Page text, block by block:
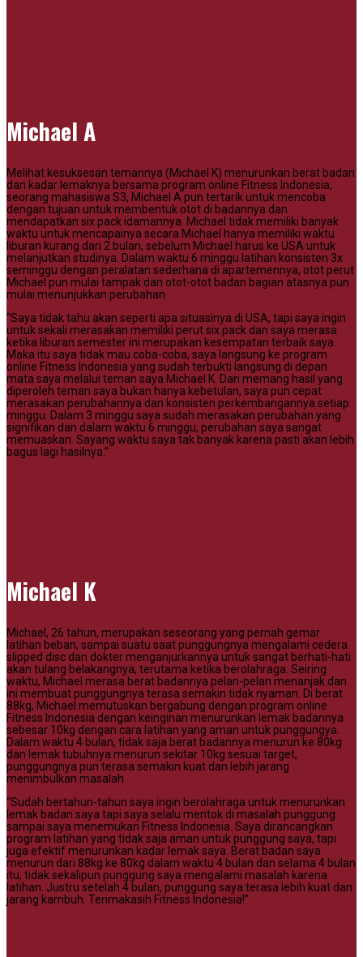
Michael A
Melihat kesuksesan temannya (Michael K) menurunkan berat badan
dan kadar lemaknya bersama program online Fitness Indonesia,
seorang mahasiswa S3, Michael A pun tertarik untuk mencoba
dengan tujuan untuk membentuk otot di badannya dan
mendapatkan six pack idamannya. Michael tidak memiliki banyak
waktu untuk mencapainya secara Michael hanya memiliki waktu
liburan kurang dari 2 bulan, sebelum Michael harus ke USA untuk
melanjutkan studinya. Dalam waktu 6 minggu latihan konsisten 3x
seminggu dengan peralatan sederhana di apartemennya, otot perut
Michael pun mulai tampak dan otot-otot badan bagian atasnya pun
mulai menunjukkan perubahan
“Saya tidak tahu akan seperti apa situasinya di USA, tapi saya ingin
untuk sekali merasakan memiliki perut six pack dan saya merasa
ketika liburan semester ini merupakan kesempatan terbaik saya.
Maka itu saya tidak mau coba-coba, saya langsung ke program
online Fitness Indonesia yang sudah terbukti langsung di depan
mata saya melalui teman saya Michael K. Dan memang hasil yang
diperoleh teman saya bukan hanya kebetulan, saya pun cepat
merasakan perubahannya dan konsisten perkembangannya setiap
minggu. Dalam 3 minggu saya sudah merasakan perubahan yang
signifikan dan dalam waktu 6 minggu, perubahan saya sangat
memuaskan. Sayang waktu saya tak banyak karena pasti akan lebih
bagus lagi hasilnya.”
Michael K
Michael, 26 tahun, merupakan seseorang yang pernah gemar
latihan beban, sampai suatu saat punggungnya mengalami cedera
slipped disc dan dokter menganjurkannya untuk sangat berhati-hati
akan tulang belakangnya, terutama ketika berolahraga. Seiring
waktu, Michael merasa berat badannya pelan-pelan menanjak dan
ini membuat punggungnya terasa semakin tidak nyaman. Di berat
88kg, Michael memutuskan bergabung dengan program online
Fitness Indonesia dengan keinginan menurunkan lemak badannya
sebesar 10kg dengan cara latihan yang aman untuk punggungya.
Dalam waktu 4 bulan, tidak saja berat badannya menurun ke 80kg
dan lemak tubuhnya menurun sekitar 10kg sesuai target,
punggungnya pun terasa semakin kuat dan lebih jarang
menimbulkan masalah
“Sudah bertahun-tahun saya ingin berolahraga untuk menurunkan
lemak badan saya tapi saya selalu mentok di masalah punggung
sampai saya menemukan Fitness Indonesia. Saya dirancangkan
program latihan yang tidak saja aman untuk punggung saya, tapi
juga efektif menurunkan kadar lemak saya. Berat badan saya
menurun dari 88kg ke 80kg dalam waktu 4 bulan dan selama 4 bulan
itu, tidak sekalipun punggung saya mengalami masalah karena
latihan. Justru setelah 4 bulan, punggung saya terasa lebih kuat dan
jarang kambuh. Terimakasih Fitness Indonesia!”